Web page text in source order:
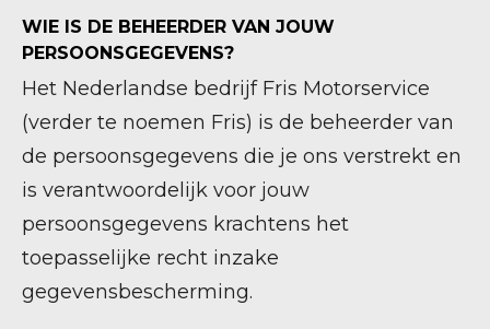
WIE IS DE BEHEERDER VAN JOUW
PERSOONSGEGEVENS?
Het Nederlandse bedrijf Fris Motorservice
(verder te noemen Fris) is de beheerder van
de persoonsgegevens die je ons verstrekt en
is verantwoordelijk voor jouw
persoonsgegevens krachtens het
toepasselijke recht inzake
gegevensbescherming.